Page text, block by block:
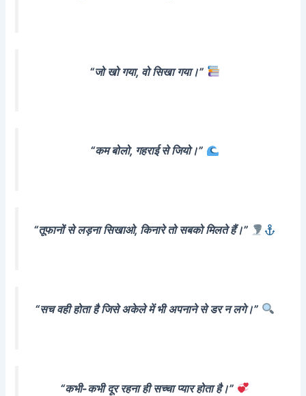
“जो खो गया, वो सिखा गया।”
“कम बोलो, गहराई से जियो।”
“तूफानों से लड़ना सिखाओ, किनारे तो सबको मिलते हैं।”
“सच वही होता है जिसे अकेले में भी अपनाने से डर न लगे।”
“कभी-कभी दूर रहना ही सच्चा प्यार होता है।”